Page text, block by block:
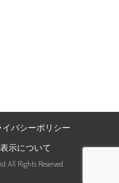
イバシーポリシー
示について
All Rights Reserved.